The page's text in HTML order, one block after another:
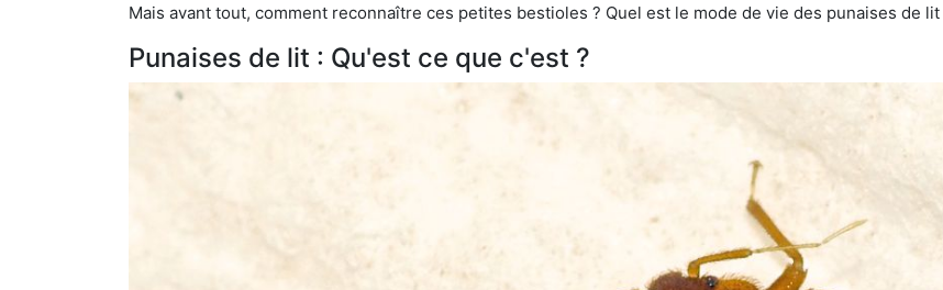
Mais avant tout, comment reconnaître ces petites bestioles ? Quel est le mode de vie des punaises de
Punaises de lit : Qu'est ce que c'est ?